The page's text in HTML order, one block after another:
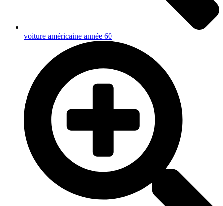
voiture américaine année 60